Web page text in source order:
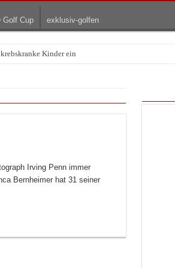
Golf Cup exklusiv-golfen
Kinder ein
wurde
Irving Penn immer
Bernheimer hat 31 seiner